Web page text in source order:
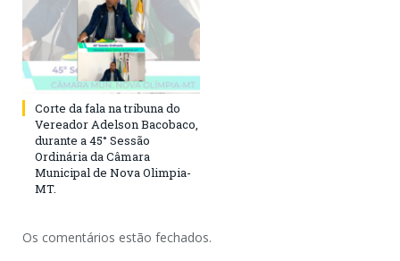
Corte da fala na tribuna do
Vereador Adelson Bacobaco,
durante a 45° Sessão
Ordinária da Câmara
Municipal de Nova Olimpia-
MT.
Os comentários estão fechados.